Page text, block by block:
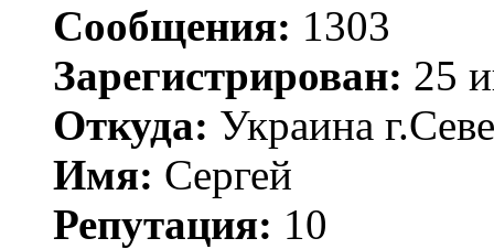
Сообщения: 1303
Зарегистрирован: 25
Откуда: Украина
Имя: Сергей
Репутация: 10